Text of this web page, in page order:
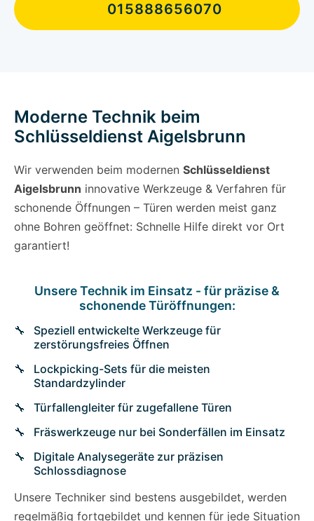
015888656070
Moderne Technik beim
Schlüsseldienst Aigelsbrunn
Wir verwenden beim modernen Schlüsseldienst
Aigelsbrunn innovative Werkzeuge & Verfahren für
schonende Öffnungen – Türen werden meist ganz
ohne Bohren geöffnet: Schnelle Hilfe direkt vor Ort
garantiert!
Unsere Technik im Einsatz - für präzise &
schonende Türöffnungen:
Speziell entwickelte Werkzeuge für
zerstörungsfreies Öffnen
Lockpicking-Sets für die meisten
Standardzylinder
Türfallengleiter für zugefallene Türen
Fräswerkzeuge nur bei Sonderfällen im Einsatz
Digitale Analysegeräte zur präzisen
Schlossdiagnose
Unsere Techniker sind bestens ausgebildet, werden
regelmäßig fortgebildet und kennen für jede Situation